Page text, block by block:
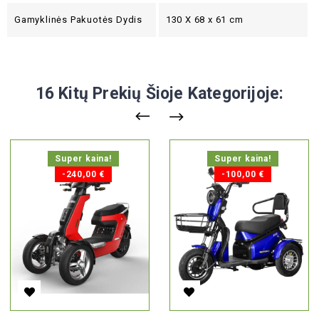
Gamyklinės Pakuotės Dydis 130 X 68 x 61 cm
16 Kitų Prekių Šioje Kategorijoje:
Super kaina!
-240,00 €
Super kaina!
-100,00 €